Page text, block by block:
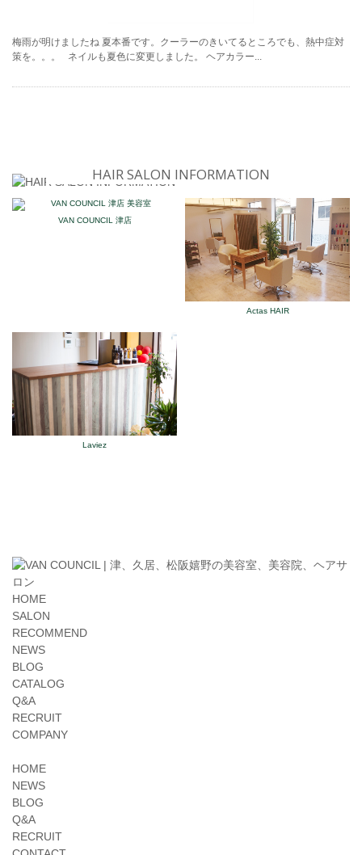
梅雨が明けましたね 夏本番です。クーラーのきいてるところでも、熱中症対
策を。。。 ネイルも夏色に変更しました。 ヘアカラー...
HAIR SALON INFORMATION
VAN COUNCIL 津店
Actas HAIR
Laviez
HOME
SALON
RECOMMEND
NEWS
BLOG
CATALOG
Q&A
RECRUIT
COMPANY
HOME
NEWS
BLOG
Q&A
RECRUIT